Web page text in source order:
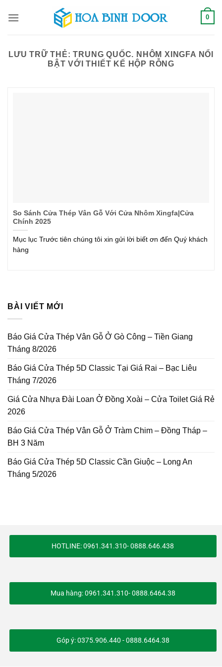
qua
0
LƯU TRỮ THẺ:TRUNG QUỐC. NHÔM XINGFA NỔI
BẬT VỚI THIẾT KẾ HỘP RỖNG
So Sánh Cửa Thép Vân Gỗ Với Cửa Nhôm Xingfa|Cửa
Chính 2025
Mục lục Trước tiên chúng tôi xin gửi lời biết ơn đến Quý khách
hàng
BÀI VIẾT MỚI
Báo Giá Cửa Thép Vân Gỗ Ở Gò Công – Tiền Giang
Tháng 8/2026
Báo Giá Cửa Thép 5D Classic Tại Giá Rai – Bạc Liêu
Tháng 7/2026
Giá Cửa Nhựa Đài Loan Ở Đồng Xoài – Cửa Toilet Giá Rẻ
2026
Báo Giá Cửa Thép Vân Gỗ Ở Tràm Chim – Đồng Tháp –
BH 3 Năm
Báo Giá Cửa Thép 5D Classic Cần Giuộc – Long An
Tháng 5/2026
HOTLINE: 0961.341.310- 0888.646.438
Mua hàng: 0961.341.310- 0888.6464.38
Góp ý: 0375.906.440 - 0888.6464.38